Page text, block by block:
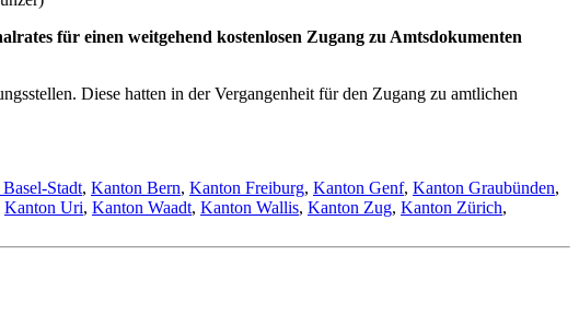
für einen weitgehend kostenlosen Zugang zu Amtsdokumenten
Diese hatten in der Vergangenheit für den Zugang zu amtlichen
Stadt, Kanton Bern, Kanton Freiburg, Kanton Genf, Kanton Graubünden,
Kanton Uri, Kanton Waadt, Kanton Wallis, Kanton Zug, Kanton Zürich,